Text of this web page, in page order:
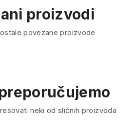
proizvodi
povezane proizvode
neki od sličnih proizvoda